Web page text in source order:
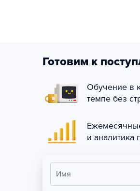
Готовим к
Обучение в
темпе без
и аналитика
Имя